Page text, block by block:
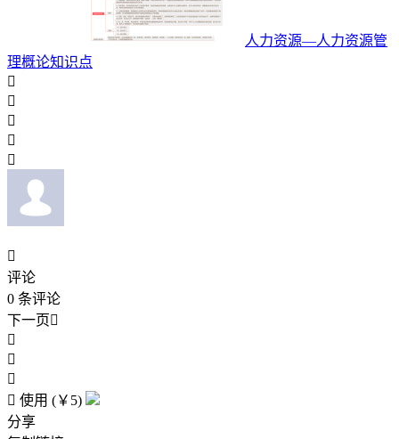
人力资源—人力资源管
理概论知识点






评论
0 条评论
下一页



 使用 (￥5)
分享